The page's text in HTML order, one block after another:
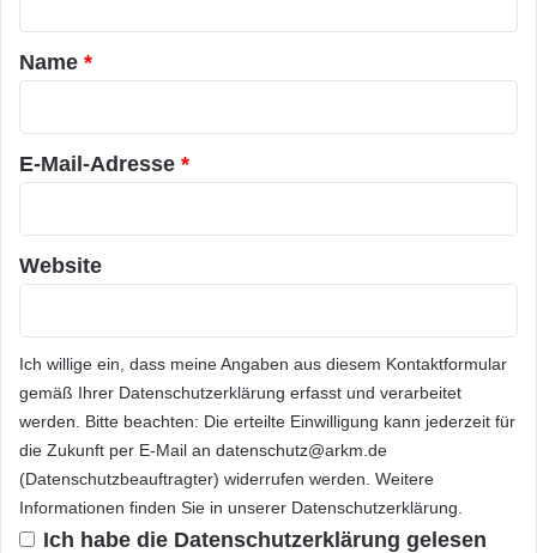
s
e
i
e
n
e
T
a
e
n
t
a
n
a
e
m
e
n
t
-
P
l
a
a
r
*
Name *
E-Mail-Adresse *
Website
Ich willige ein, dass meine Angaben aus diesem Kontaktformular
gemäß Ihrer Datenschutzerklärung erfasst und verarbeitet
werden. Bitte beachten: Die erteilte Einwilligung kann jederzeit für
die Zukunft per E-Mail an datenschutz@arkm.de
(Datenschutzbeauftragter) widerrufen werden. Weitere
Informationen finden Sie in unserer Datenschutzerklärung
Ich habe die Datenschutzerklärung gelesen